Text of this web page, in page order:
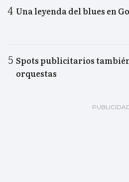
Una leyenda del blues en
Spots publicitarios
orquestas